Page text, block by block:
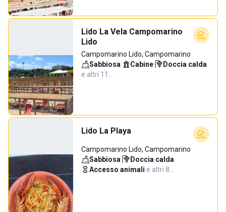
Lido La Vela Campomarino
Lido
Campomarino Lido, Campomarino
Sabbiosa· Cabine· Doccia calda·
e altri 11…
Lido La Playa
Campomarino Lido, Campomarino
Sabbiosa· Doccia calda·
Accesso animali·e altri 8…